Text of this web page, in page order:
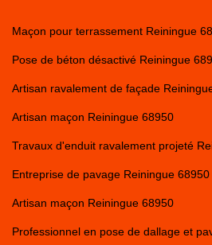
Maçon pour terrassement Reiningue
Pose de béton désactivé Reiningue
Artisan ravalement de façade
Artisan maçon Reiningue 68950
Travaux d'enduit ravalement projeté
Entreprise de pavage Reiningue 68950
Artisan maçon Reiningue 68950
Professionnel en pose de dallage et